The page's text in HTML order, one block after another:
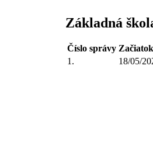
Základná
Číslo správy
1.
18/05/